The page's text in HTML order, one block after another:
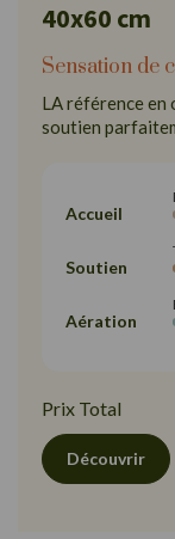
40x60 cm
Sensation de
LA référence
soutien
Accueil
Soutien
Aération
Prix Total
Découvrir